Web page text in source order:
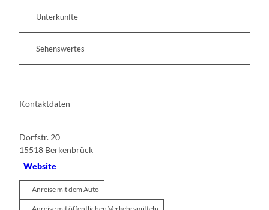
Unterkünfte
Sehenswertes
Kontaktdaten
Dorfstr. 20
15518 Berkenbrück
Website
Anreise mit dem Auto